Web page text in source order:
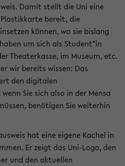
Damit stellt die Uni eine
bereit, die
können, wo sie bislang
um sich als Student*in
Theaterkasse, im Museum, etc.
wir bereits wissen: Das
den digitalen
Sie sich also in der Mensa
benötigen Sie weiterhin
hat eine eigene Kachel in
Er zeigt das Uni-Logo, den
und den aktuellen